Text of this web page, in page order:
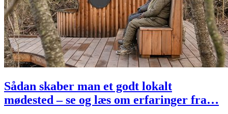
Sådan skaber man et godt lokalt
mødested – se og læs om erfaringer fra…